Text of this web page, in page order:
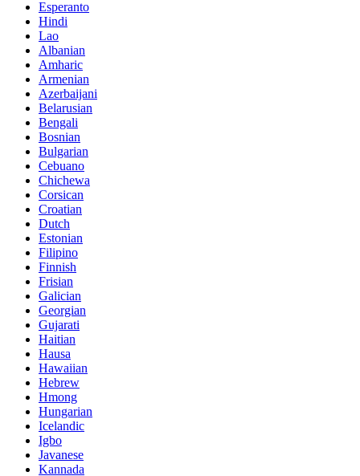
Esperanto
Hindi
Lao
Albanian
Amharic
Armenian
Azerbaijani
Belarusian
Bengali
Bosnian
Bulgarian
Cebuano
Chichewa
Corsican
Croatian
Dutch
Estonian
Filipino
Finnish
Frisian
Galician
Georgian
Gujarati
Haitian
Hausa
Hawaiian
Hebrew
Hmong
Hungarian
Icelandic
Igbo
Javanese
Kannada